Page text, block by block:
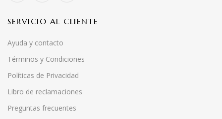
SERVICIO AL CLIENTE
Ayuda y contacto
Términos y Condiciones
Políticas de Privacidad
Libro de reclamaciones
Preguntas frecuentes